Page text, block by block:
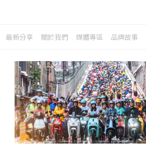
最新分享 關於我們 媒體專區 品牌故事